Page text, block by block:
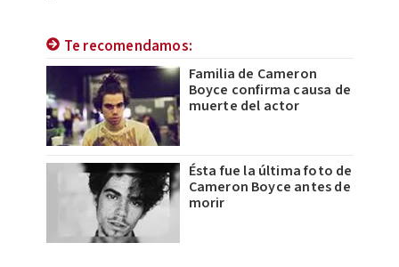
Te recomendamos:
Familia de Cameron
Boyce confirma causa de
muerte del actor
Ésta fue la última foto de
Cameron Boyce antes de
morir